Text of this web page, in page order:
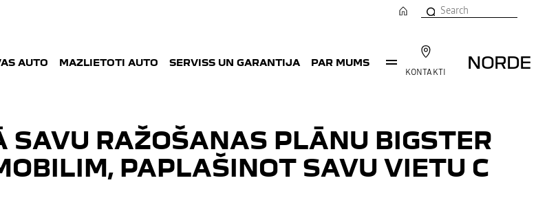
KONTAKTI
NORDE
AUTO MAZLIETOTI AUTO SERVISS UN GARANTIJA PAR MUMS
SAVU RAŽOŠANAS PLĀNU BIGSTER
PAPLAŠINOT SAVU VIETU C